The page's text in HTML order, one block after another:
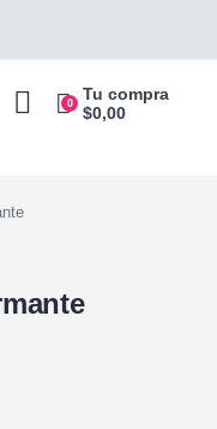
0
Tu compra
$0,00